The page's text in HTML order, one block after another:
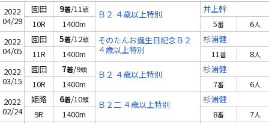
2022
04/29
園田 9着/11頭 Ｂ２ ４歳以上特別
井上幹
10R
1400m 5番 6人
2022
04/05
園田 5着/12頭
そのたんお誕生日記念Ｂ２
４歳以上特別
杉浦健
11R
1400m 11番 8人
2022
03/15
園田 7着/9頭 Ｂ２ ４歳以上特別
杉浦健
10R
1400m 7番 6人
2022
02/24
姫路 6着/10頭 Ｂ２二 ４歳以上特別
杉浦健
9R
1400m 8番 7人